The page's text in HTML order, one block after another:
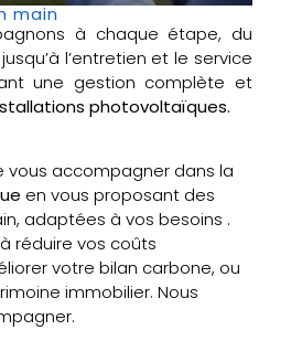
main
à chaque étape, du
l’entretien et le service
une gestion complète et
photovoltaïques.
vous accompagner dans la
en vous proposant des
adaptées à vos besoins .
réduire vos coûts
votre bilan carbone, ou
immobilier. Nous